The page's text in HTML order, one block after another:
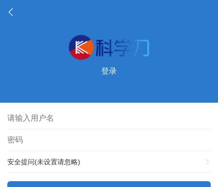
登录
安全提问(未设置请忽略)